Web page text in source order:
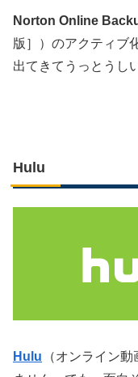
Norton Online
版］）のアクティブ
出てきてうっとうし
Hulu
Hulu
（オンライン